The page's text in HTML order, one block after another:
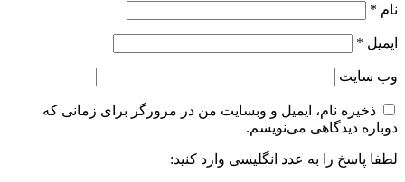
نام *
ایمیل *
وب‌ سایت
ذخیره نام، ایمیل و وبسایت من در مرورگر برای زمانی که
دوباره دیدگاهی می‌نویسم.
لطفا پاسخ را به عدد انگلیسی وارد کنید: